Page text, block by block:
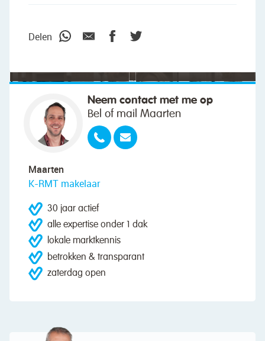
Delen
Neem contact met me op
Bel of mail Maarten
Maarten
K-RMT makelaar
30 jaar actief
alle expertise onder 1 dak
lokale marktkennis
betrokken & transparant
zaterdag open